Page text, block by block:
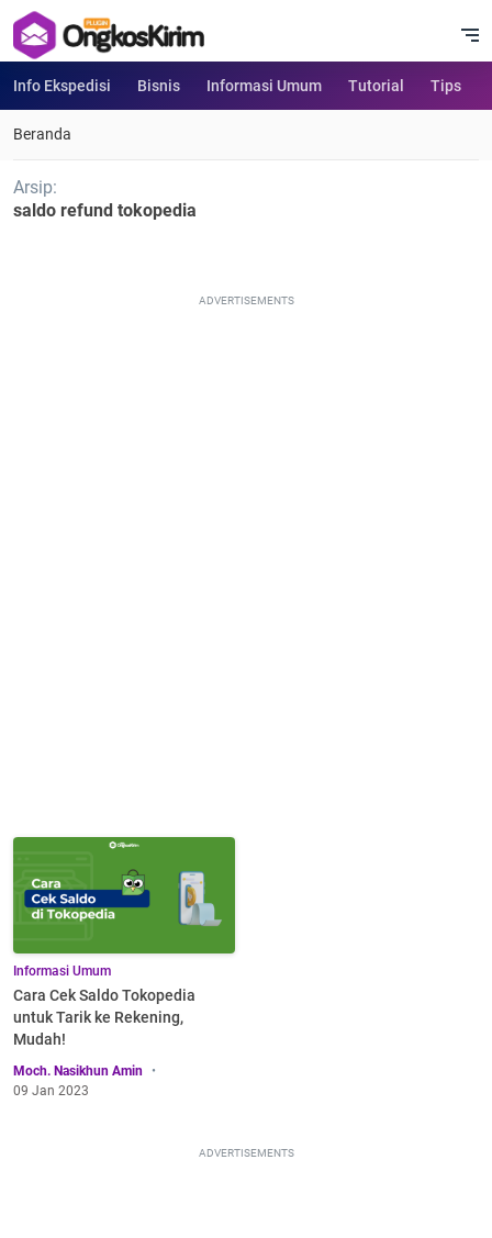
Info Ekspedisi Bisnis Informasi Umum Tutorial Tips
Beranda
Arsip:
saldo refund tokopedia
ADVERTISEMENTS
Informasi Umum
Cara Cek Saldo Tokopedia
untuk Tarik ke Rekening,
Mudah!
Moch. Nasikhun Amin
09 Jan 2023
ADVERTISEMENTS